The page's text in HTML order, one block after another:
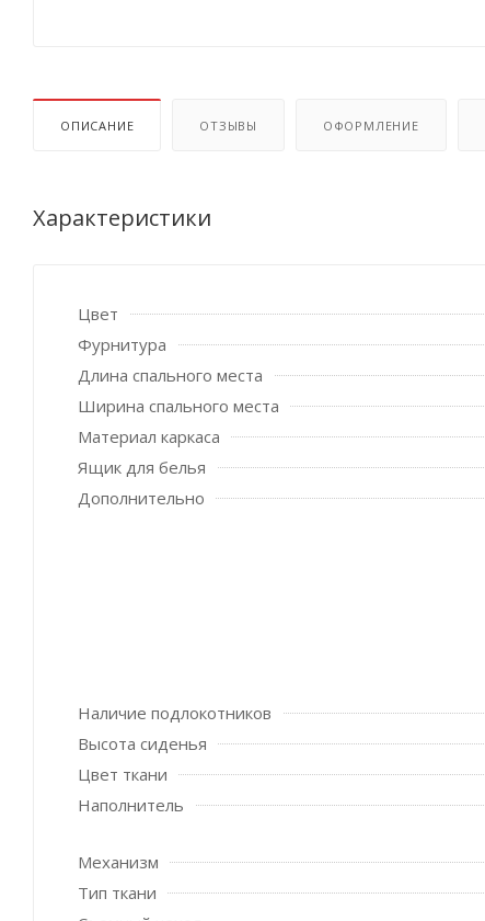
ОПИСАНИЕ ОТЗЫВЫ ОФОРМЛЕНИЕ
Характеристики
Цвет
Фурнитура
Длина спального места
Ширина спального места
Материал каркаса
Ящик для белья
Дополнительно
Наличие подлокотников
Высота сиденья
Цвет ткани
Наполнитель
Механизм
Тип ткани